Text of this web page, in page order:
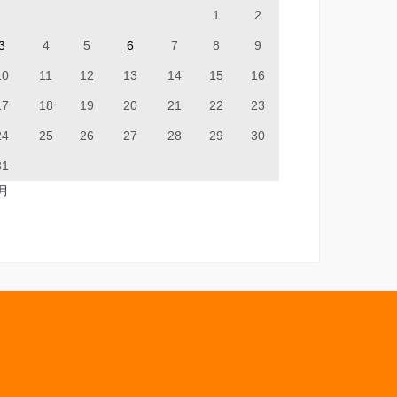
1 2
4 5 6 7 8 9
11 12 13 14 15 16
18 19 20 21 22 23
25 26 27 28 29 30